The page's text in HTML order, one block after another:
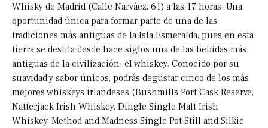
Whisky de Madrid (Calle Narváez, 61) a las 17 horas. Una
oportunidad única para formar parte de una de las
tradiciones más antiguas de la Isla Esmeralda, pues en esta
tierra se destila desde hace siglos una de las bebidas más
antiguas de la civilización: el whiskey. Conocido por su
suavidad y sabor únicos, podrás degustar cinco de los más
mejores whiskeys irlandeses (Bushmills Port Cask Reserve,
Natterjack Irish Whiskey, Dingle Single Malt Irish
Whiskey, Method and Madness Single Pot Still and Silkie